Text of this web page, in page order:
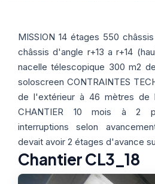
Recherche De Fuite
Thermographie
Accès Difficiles
Nos Formules ACTUALITÉS
CONTACT
ETRE
MISSION 14 étages 550
châssis d'angle r+13 a r+14
nacelle télescopique 300 m2
soloscreen CONTRAINTES
de l'extérieur à 46 mètres de
CHANTIER 10 mois à 2
interruptions selon
devait avoir 2 étages d'avance
Chantier CL3_18